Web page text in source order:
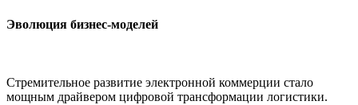
Эволюция бизнес-моделей
Стремительное развитие электронной коммерции стало
мощным драйвером цифровой трансформации логистики.